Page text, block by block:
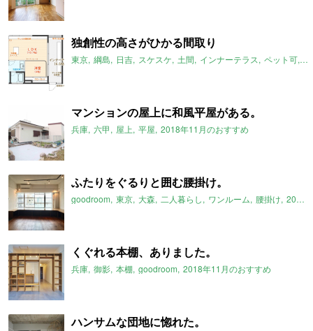
独創性の高さがひかる間取り
東京 綱島 日吉 スケスケ 土間 インナーテラス ペット可
マンションの屋上に和風平屋がある。
兵庫 六甲 屋上 平屋 2018年11月のおすすめ
ふたりをぐるりと囲む腰掛け。
goodroom 東京 大森 二人暮らし ワンルーム 腰掛け 2018年11月のおすすめ
くぐれる本棚、ありました。
兵庫 御影 本棚 goodroom 2018年11月のおすすめ
ハンサムな団地に惚れた。